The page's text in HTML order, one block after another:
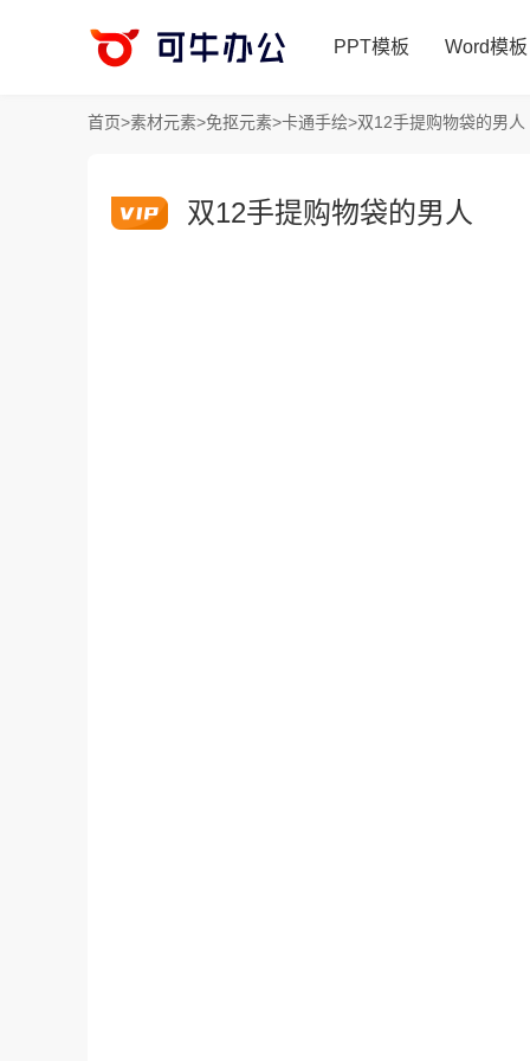
PPT模板 Word模板
首页>素材元素>免抠元素>卡通手绘>双12手提购物袋的男人
双12手提购物袋的男人